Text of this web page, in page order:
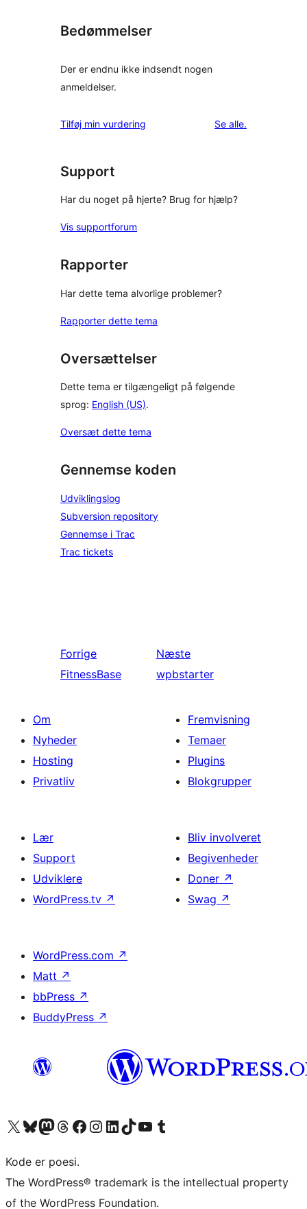
Bedømmelser
Der er endnu ikke indsendt nogen
anmeldelser.
Tilføj min vurdering Se alleanmeldelser
.
Support
Har du noget på hjerte? Brug for hjælp?
Vis supportforum
Rapporter
Har dette tema alvorlige problemer?
Rapporter dette tema
Oversættelser
Dette tema er tilgængeligt på følgende
sprog: English (US).
Oversæt dette tema
Gennemse koden
Udviklingslog
Subversion repository
Gennemse i Trac
Trac tickets
Forrige
FitnessBase
Næste
wpbstarter
Om
Nyheder
Hosting
Privatliv
Fremvisning
Temaer
Plugins
Blokgrupper
Lær
Support
Udviklere
WordPress.tv ↗
Bliv involveret
Begivenheder
Doner ↗
Swag ↗
WordPress.com ↗
Matt ↗
bbPress ↗
BuddyPress ↗
Besøg vores X (tidligere Twitter) konto
Besøg vores Bluesky-konto
Besøg vores Mastodon konto
Besøg vores Threads-konto
Besøg vores Facebook sideBesøg vores Instagram konto
Besøg vores LinkedIn konto
Besøg vores TikTok-konto
Besøg vores YouTube-kanalBesøg vores Tumblr-konto
Kode er poesi.
The WordPress® trademark is the intellectual property
of the WordPress Foundation.